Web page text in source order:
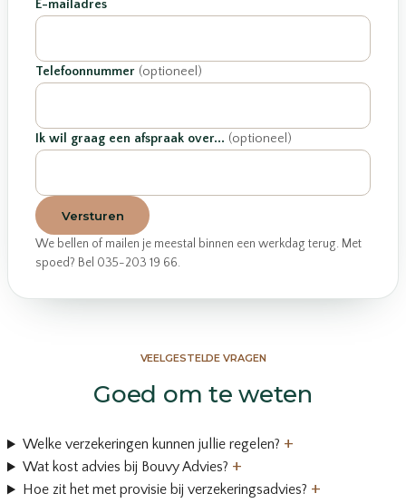
E-mailadres
Telefoonnummer (optioneel)
Ik wil graag een afspraak over... (optioneel)
Versturen
We bellen of mailen je meestal binnen een werkdag terug. Met
spoed? Bel 035-203 19 66.
VEELGESTELDE VRAGEN
Goed om te weten
Welke verzekeringen kunnen jullie regelen? +
Wat kost advies bij Bouvy Advies? +
Hoe zit het met provisie bij verzekeringsadvies? +